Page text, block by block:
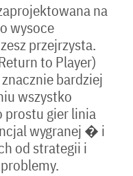
na
wysoce
przejrzysta.
to Player)
bardziej
wszystko
gier linia
wygranej � i
od strategii i